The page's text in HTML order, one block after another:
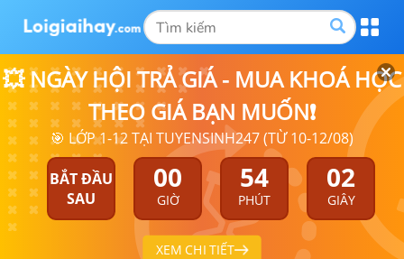
💥 NGÀY HỘI TRẢ GIÁ - MUA KHOÁ HỌC
THEO GIÁ BẠN MUỐN❗
🎯 LỚP 1-12 TẠI TUYENSINH247 (TỪ 10-12/08)
BẮT ĐẦU
SAU
00
GIỜ
54
PHÚT
01
GIÂY
XEM CHI TIẾT